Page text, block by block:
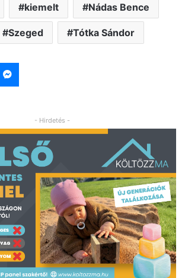
kiemelt Nádas Bence
Szeged Tótka Sándor
- Hirdetés -